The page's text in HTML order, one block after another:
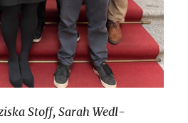
Stoff, Sarah Wedl-